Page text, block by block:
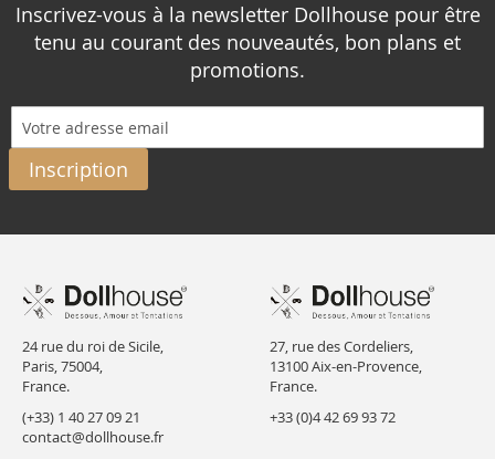
Inscrivez-vous à la newsletter Dollhouse pour être
tenu au courant des nouveautés, bon plans et
promotions.
Inscription
24 rue du roi de Sicile,
Paris, 75004,
France.
(+33) 1 40 27 09 21
contact@dollhouse.fr
27, rue des Cordeliers,
13100 Aix-en-Provence,
France.
+33 (0)4 42 69 93 72